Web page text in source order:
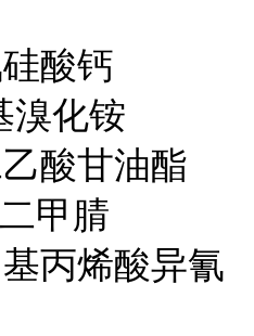
酸钙
溴化铵
酸甘油酯
甲腈
丙烯酸异氰